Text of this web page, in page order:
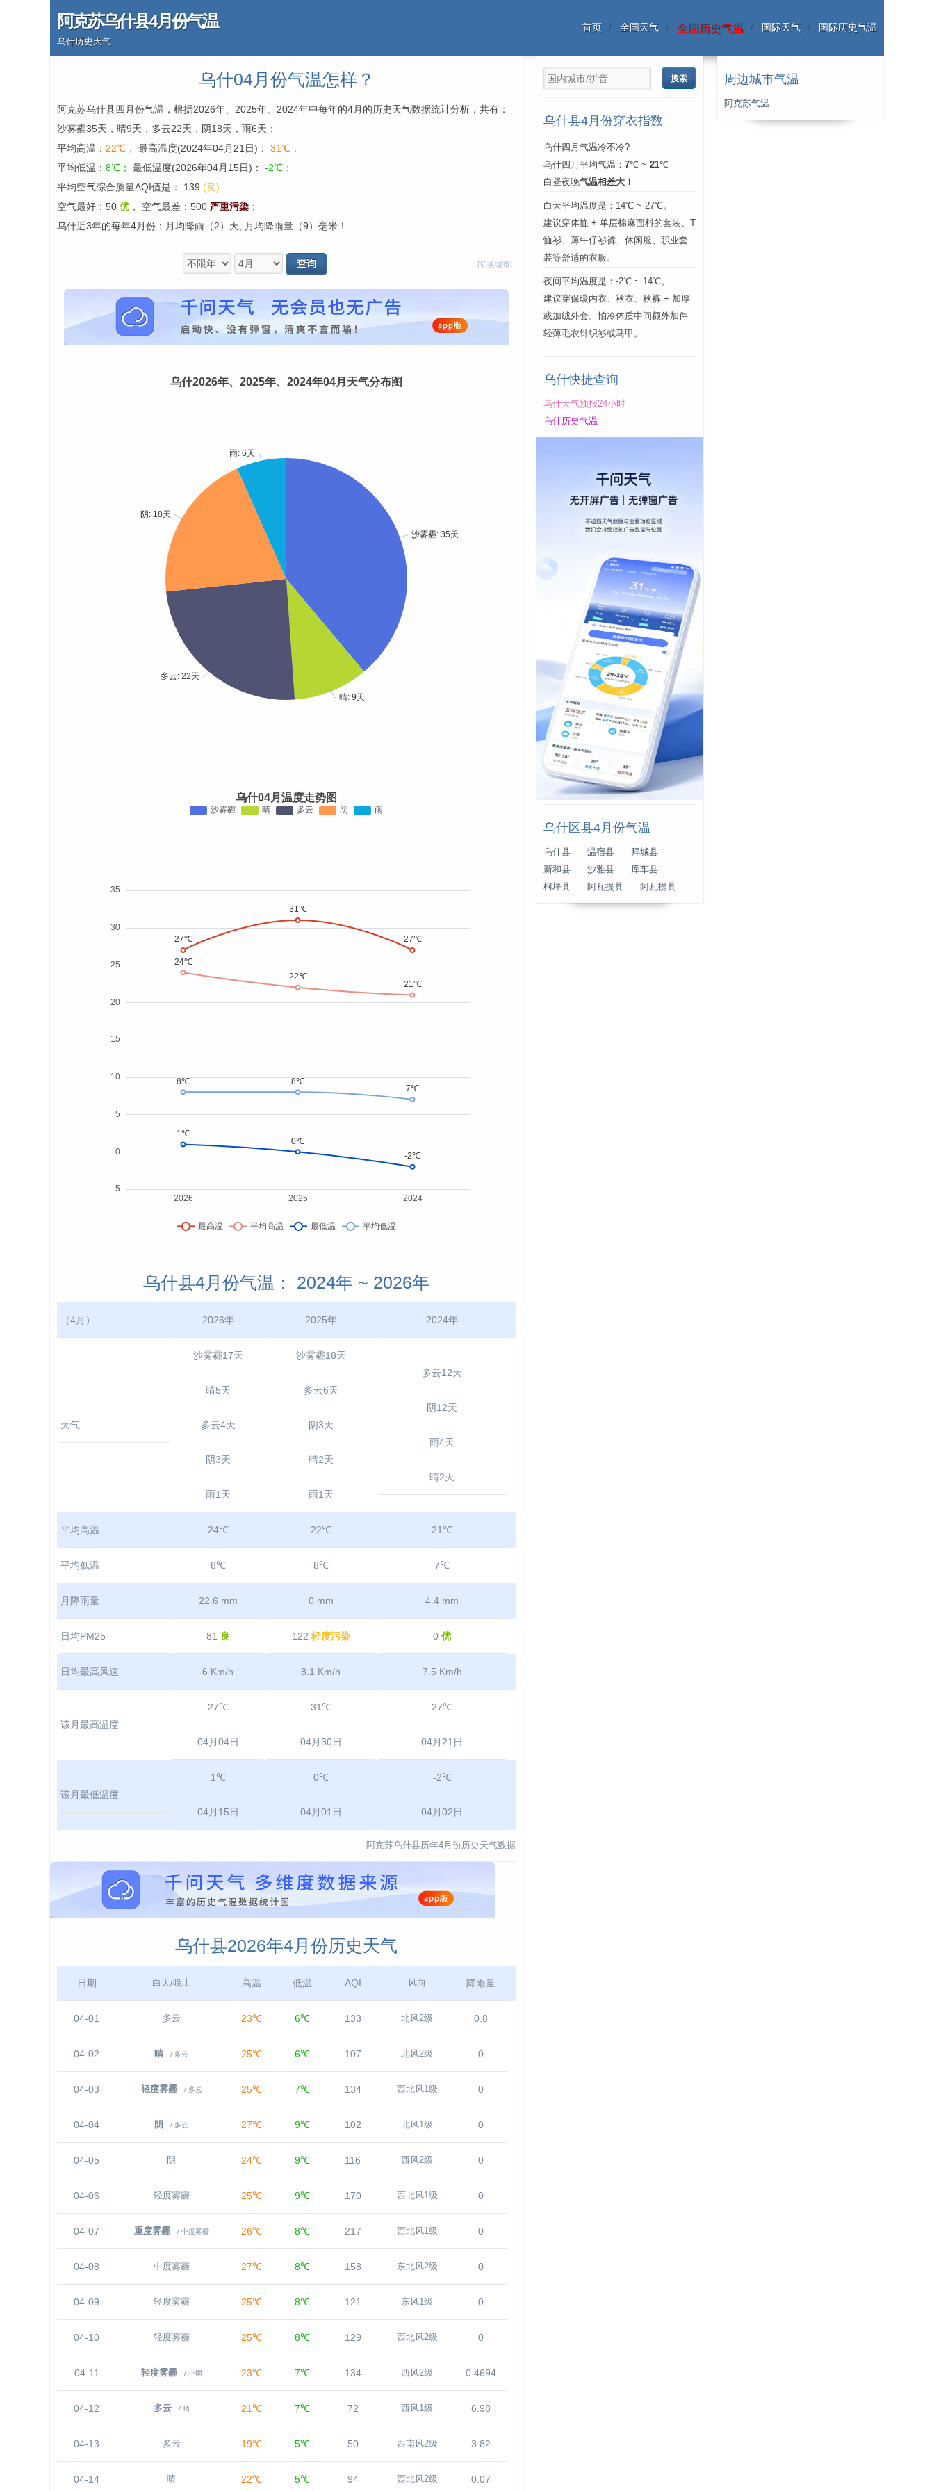
阿克苏乌什县4月份气温
乌什历史天气
首页 全国天气 全国历史气温 国际天气 国际历史气温
乌什04月份气温怎样？
阿克苏乌什县四月份气温，根据2026年、2025年、2024年中每年的4月的历史天气数据统计分析，共有：
沙雾霾35天，晴9天，多云22天，阴18天，雨6天；
平均高温： 22℃， 最高温度(2024年04月21日)： 31℃，
平均低温： 8℃； 最低温度(2026年04月15日)： -2℃；
平均空气综合质量AQI值是： 139 (良)
空气最好：50 优， 空气最差：500 严重污染 ；
乌什近3年的每年4月份：月均降雨（2）天, 月均降雨量（9）毫米！
[切换城市]
乌什2026年、2025年、2024年04月天气分布图
乌什04月温度走势图
乌什县4月份气温： 2024年 ~ 2026年
（4月） 2026年 2025年 2024年
天气
沙雾霾17天
晴5天
多云4天
阴3天
雨1天
沙雾霾18天
多云6天
阴3天
晴2天
雨1天
多云12天
阴12天
雨4天
晴2天
平均高温 24℃ 22℃ 21℃
平均低温 8℃ 8℃ 7℃
月降雨量 22.6 mm 0 mm 4.4 mm
日均PM25 81 良 122 轻度污染 0优
日均最高风速 6 Km/h 8.1 Km/h 7.5 Km/h
该月最高温度
27℃
04月04日
31℃
04月30日
27℃
04月21日
该月最低温度
1℃
04月15日
0℃
04月01日
-2℃
04月02日
阿克苏乌什县历年4月份历史天气数据
乌什县2026年4月份历史天气
日期 白天/晚上 高温 低温 AQI 风向 降雨量
04-01 多云 23℃ 6℃ 133 北风2级 0.8
04-02 晴 / 多云 25℃ 6℃ 107 北风2级 0
04-03 轻度雾霾 / 多云 25℃ 7℃ 134 西北风1级 0
04-04 阴 / 多云 27℃ 9℃ 102 北风1级 0
04-05 阴 24℃ 9℃ 116 西风2级 0
04-06 轻度雾霾 25℃ 9℃ 170 西北风1级 0
04-07 重度雾霾 / 中度雾霾 26℃ 8℃ 217 西北风1级 0
04-08 中度雾霾 27℃ 8℃ 158 东北风2级 0
04-09 轻度雾霾 25℃ 8℃ 121 东风1级 0
04-10 轻度雾霾 25℃ 8℃ 129 西北风2级 0
04-11 轻度雾霾 / 小雨 23℃ 7℃ 134 西风2级 0.4694
04-12 多云 / 晴 21℃ 7℃ 72 西风1级 6.98
04-13 多云 19℃ 5℃ 50 西南风2级 3.82
04-14 晴 22℃ 5℃ 94 西北风2级 0.07
乌什县4月份穿衣指数
乌什四月气温冷不冷?
乌什四月平均气温： 7℃ ~ 21℃
白昼夜晚气温相差大！
白天平均温度是：14℃ ~ 27℃。
建议穿体恤 + 单层棉麻面料的套装、T
恤衫、薄牛仔衫裤、休闲服、职业套
装等舒适的衣服。
夜间平均温度是：-2℃ ~ 14℃。
建议穿保暖内衣、秋衣、秋裤 + 加厚
或加绒外套。怕冷体质中间额外加件
轻薄毛衣针织衫或马甲。
乌什快捷查询
乌什天气预报24小时
乌什历史气温
乌什区县4月份气温
乌什县 温宿县
拜城县
新和县
沙雅县
库车县
柯坪县
阿瓦提县 阿瓦提县
周边城市气温
阿克苏气温